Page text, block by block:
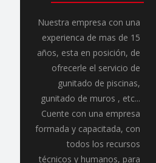
Nuestra empresa con una
experienca de mas de 15
años, esta en posición, de
ofrecerle el servicio de
gunitado de piscinas,
gunitado de muros , etc...
Cuente con una empresa
formada y capacitada, con
todos los recursos
técnicos y humanos, para